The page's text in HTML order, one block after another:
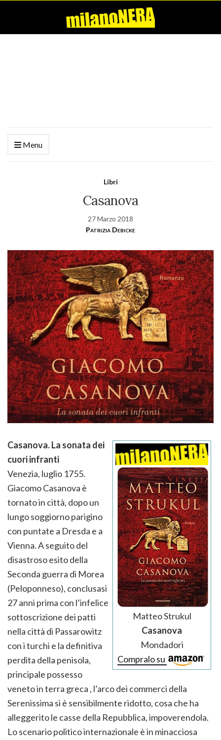
Menu
Libri
Casanova
27 Marzo 2018
Patrizia Debicke
Matteo Strukul
Casanova
Mondadori
Compralo su
Casanova. La sonata dei
cuori infranti
Venezia, luglio 1755.
Giacomo Casanova è
tornato in città, dopo un
lungo soggiorno parigino
con puntate a Dresda e a
Vienna. A seguito del
disastroso esito della
Seconda guerra di Morea
(Peloponneso), conclusasi
27 anni prima con l’infelice
sottoscrizione dei patti
nella città di Passarowitz
con i turchi e la definitiva
perdita della penisola,
principale possesso
veneto in terra greca , l’arco dei commerci della
Serenissima si è sensibilmente ridotto, cosa che ha
alleggerito le casse della Repubblica, impoverendola.
Lo scenario politico internazionale è in minacciosa